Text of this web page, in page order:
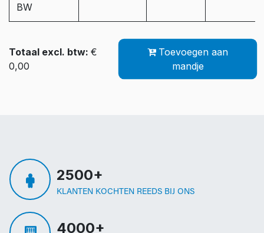
BW
Totaal excl. btw: €
0,00
Toevoegen aan
mandje
2500+
KLANTEN KOCHTEN REEDS BIJ ONS
4000+